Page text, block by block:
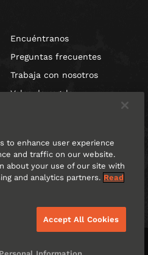
Encuéntranos
Preguntas frecuentes
Trabaja con nosotros
Vales de regalo
Barcelona
to enhance user experience
and traffic on our website.
about your use of our site with
and analytics partners. Read
Accept All Cookies